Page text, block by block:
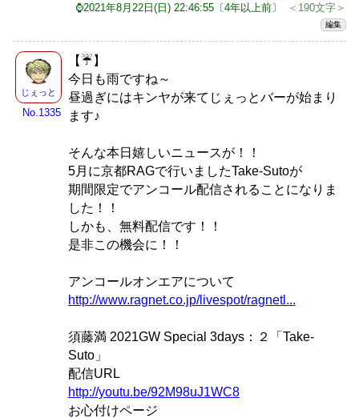
⌚2021年8月22日(日) 22:46:55〔4年以上前〕
＜190文字＞
編集
じぇっと
No.1335
【☔】
今日も雨ですね～
昼過ぎにはキンヤが来てじぇっとバーが始まり
ます♪
そんな本日嬉しいニュースが！！
5月に京都RAGで行いましたTake-Sutoが
期間限定でアンコール配信されることになりま
した！！
しかも、無料配信です！！
是非この機会に！！
アンコールオンエアについて
http://www.ragnet.co.jp/livespot/ragnetl...
須藤満 2021GW Special 3days：２「Take-
Suto」
配信URL
http://youtu.be/92M98uJ1WC8
お心付けページ